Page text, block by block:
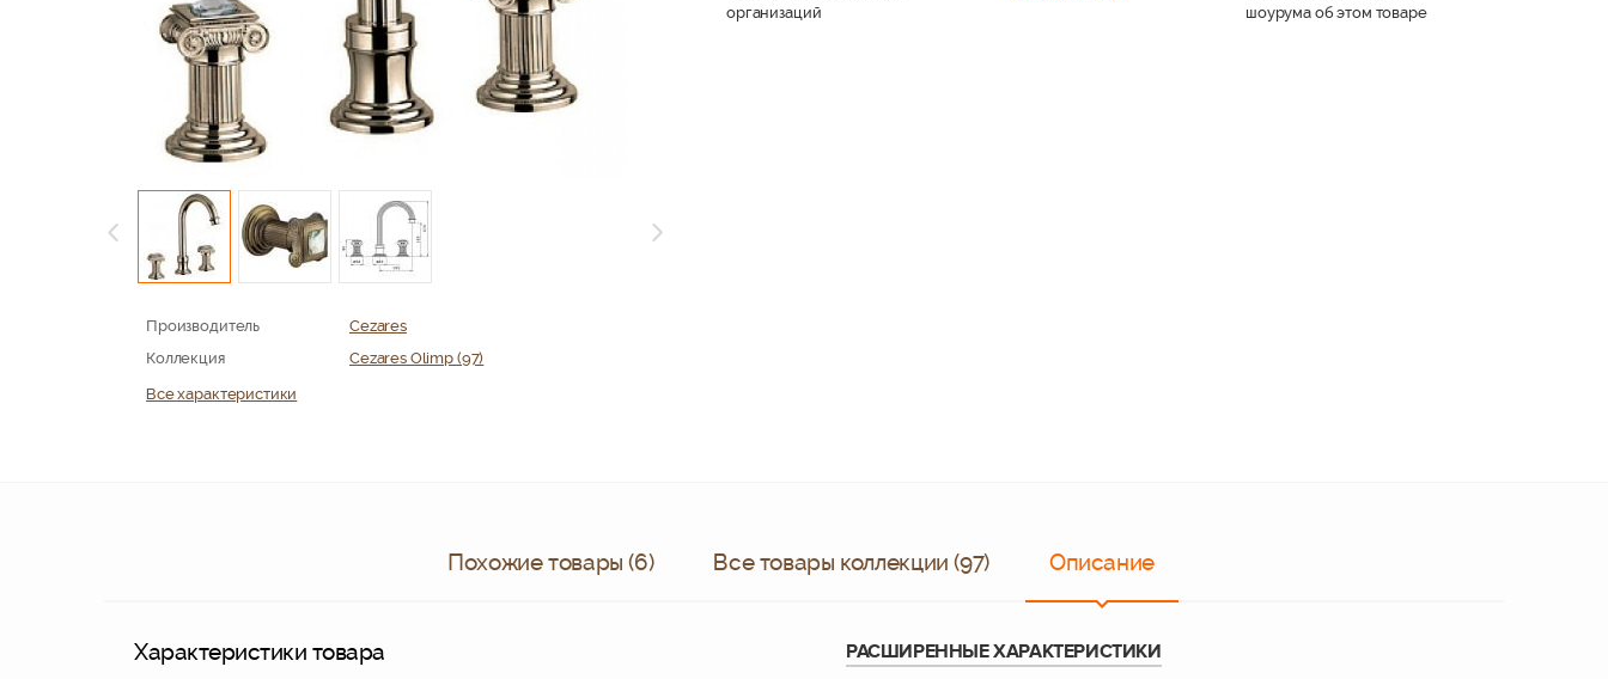
Производитель
Cezares
Коллекция
Cezares Olimp (97)
Все характеристики
организаций
шоурума об этом товаре
Похожие товары (6) Все товары коллекции (97) Описание
Характеристики товара РАСШИРЕННЫЕ ХАРАКТЕРИСТИКИ